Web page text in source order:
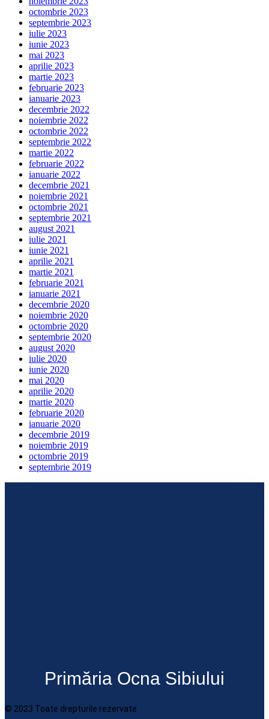
octombrie 2023
septembrie 2023
iulie 2023
iunie 2023
mai 2023
aprilie 2023
martie 2023
februarie 2023
ianuarie 2023
decembrie 2022
noiembrie 2022
octombrie 2022
septembrie 2022
martie 2022
februarie 2022
ianuarie 2022
decembrie 2021
noiembrie 2021
octombrie 2021
septembrie 2021
august 2021
iulie 2021
iunie 2021
aprilie 2021
martie 2021
februarie 2021
ianuarie 2021
decembrie 2020
noiembrie 2020
octombrie 2020
septembrie 2020
august 2020
iulie 2020
iunie 2020
mai 2020
aprilie 2020
martie 2020
februarie 2020
ianuarie 2020
decembrie 2019
noiembrie 2019
octombrie 2019
septembrie 2019
Primăria Ocna Sibiului
© 2023 Toate drepturile rezervate